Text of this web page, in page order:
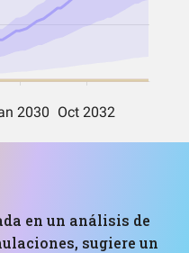
en un análisis de
sugiere un